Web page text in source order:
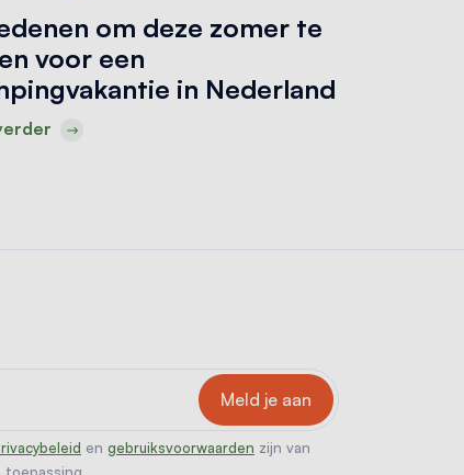
om deze zomer te
voor een
in Nederland
en gebruiksvoorwaarden zijn van